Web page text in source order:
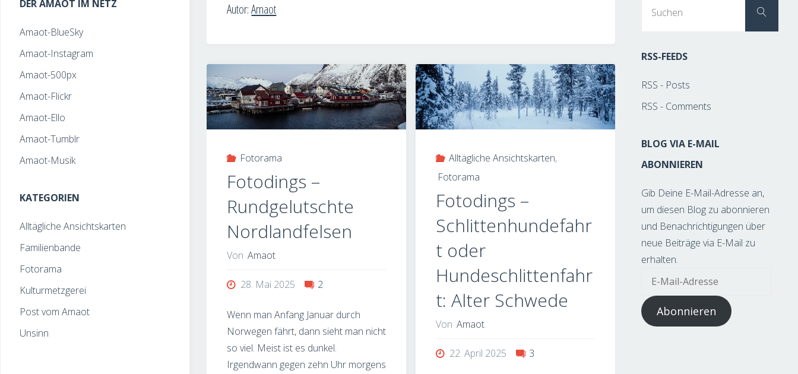
Autor:Amaot
Fotorama
Fotodings –
Rundgelutschte
Nordlandfelsen
Von Amaot
28. Mai 2025 2
Wenn man Anfang Januar durch
Norwegen fährt, dann sieht man nicht
so viel. Meist ist es dunkel.
Irgendwann gegen zehn Uhr morgens
Alltägliche Ansichtskarten,
Fotorama
Fotodings –
Schlittenhundefahr
t oder
Hundeschlittenfahr
t: Alter Schwede
Von Amaot
22. April 2025 3
DER AMAOT IM NETZ
Amaot-BlueSky
Amaot-Instagram
Amaot-500px
Amaot-Flickr
Amaot-Ello
Amaot-Tumblr
Amaot-Musik
KATEGORIEN
Alltägliche Ansichtskarten
Familienbande
Fotorama
Kulturmetzgerei
Post vom Amaot
Unsinn
Suchen
RSS-FEEDS
RSS - Posts
RSS - Comments
BLOG VIA E-MAIL
ABONNIEREN
Gib Deine E-Mail-Adresse an,
um diesen Blog zu abonnieren
und Benachrichtigungen über
neue Beiträge via E-Mail zu
erhalten.
Adresse
Abonnieren